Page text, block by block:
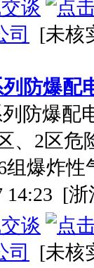
司 [未核
防爆配
防爆配
、2区
组爆炸性
14:23 [浙
司 [未核